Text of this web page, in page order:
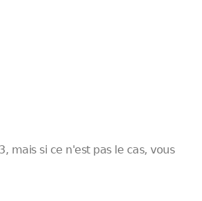
mais si ce n'est pas le cas, vous